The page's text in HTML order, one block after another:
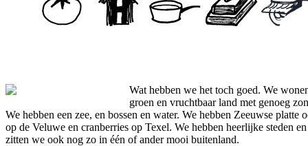
Wat hebben we het toch goed. We
groen en vruchtbaar land met genoeg
We hebben een zee, en bossen en water. We hebben Zeeuwse
op de Veluwe en cranberries op Texel. We hebben heerlijke steden
zitten we ook nog zo in één of ander mooi buitenland.